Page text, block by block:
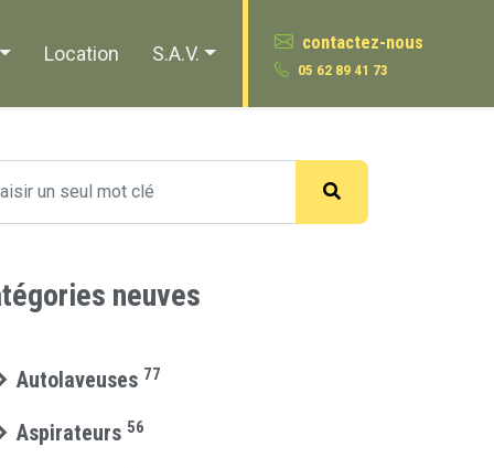
Location S.A.V. contactez-nous
05 62 89 41 73
neuves
Autolaveuses 77
Aspirateurs 56